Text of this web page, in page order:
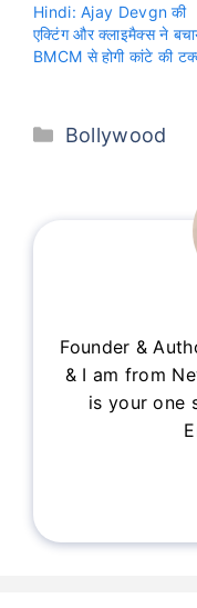
Hindi: Ajay Devgn की
एक्टिंग और क्लाइमैक्स ने
BMCM से होगी कांटे की
Categories
Bollywood
Founder &
& I am from
is your one